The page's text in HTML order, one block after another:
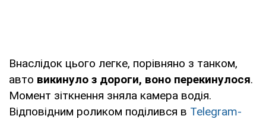
Внаслідок цього легке, порівняно з танком,
авто викинуло з дороги, воно перекинулося.
Момент зіткнення зняла камера водія.
Відповідним роликом поділився в Telegram-